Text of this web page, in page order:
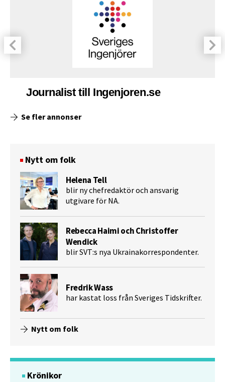
Journalist till Ingenjoren.se
Se fler annonser
Nytt om folk
Helena Tell
blir ny chefredaktör och ansvarig
utgivare för NA.
Rebecca Haimi och Christoffer
Wendick
blir SVT:s nya Ukrainakorrespondenter.
Fredrik Wass
har kastat loss från Sveriges Tidskrifter.
Nytt om folk
Krönikor